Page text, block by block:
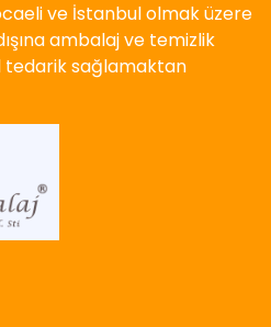
ve İstanbul olmak üzere
ambalaj ve temizlik
tedarik sağlamaktan